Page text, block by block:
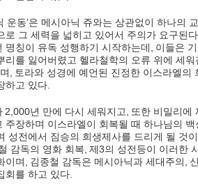
운동’은 메시아닉 쥬와는 상관없이 하나의
로 그 세력을 넓히고 있어서 주의가 요구된다
명칭이 유독 성행하기 시작하는데
이들은
리를 잃어버렸고 헬라철학의 오류 위에 세워
토라와 성경에 예언된 진정한 이스라엘의
하고 있다
2,000년 만에 다시 세워지고
또한 비밀리에
주장하며 이스라엘이 회복될 때 하나님의 백
성전에서 짐승의 희생제사를 드리게 될 것
감독의 영화 회복 제3의 성전등이 이러한
이며
김종철 감독은 메시아닉과 세대주의
회를 하고 있다